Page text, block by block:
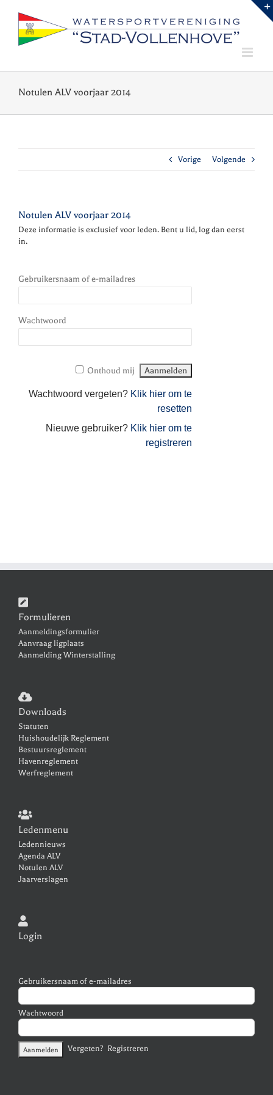
inhoud
Notulen ALV voorjaar 2014
Vorige Volgende
Notulen ALV voorjaar 2014
Deze informatie is exclusief voor leden. Bent u lid, log dan eerst
in.
Gebruikersnaam of e-mailadres
Wachtwoord
Onthoud mij
Wachtwoord vergeten? Klik hier om te
resetten
Nieuwe gebruiker? Klik hier om te
registreren
Formulieren
Aanmeldingsformulier
Aanvraag ligplaats
Aanmelding Winterstalling
Downloads
Statuten
Huishoudelijk Reglement
Bestuursreglement
Havenreglement
Werfreglement
Ledenmenu
Ledennieuws
Agenda ALV
Notulen ALV
Jaarverslagen
Login
Gebruikersnaam of e-mailadres
Wachtwoord
Vergeten? Registreren